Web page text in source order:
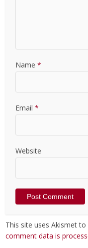
Name *
Email *
Website
This site uses Akismet to
comment data is